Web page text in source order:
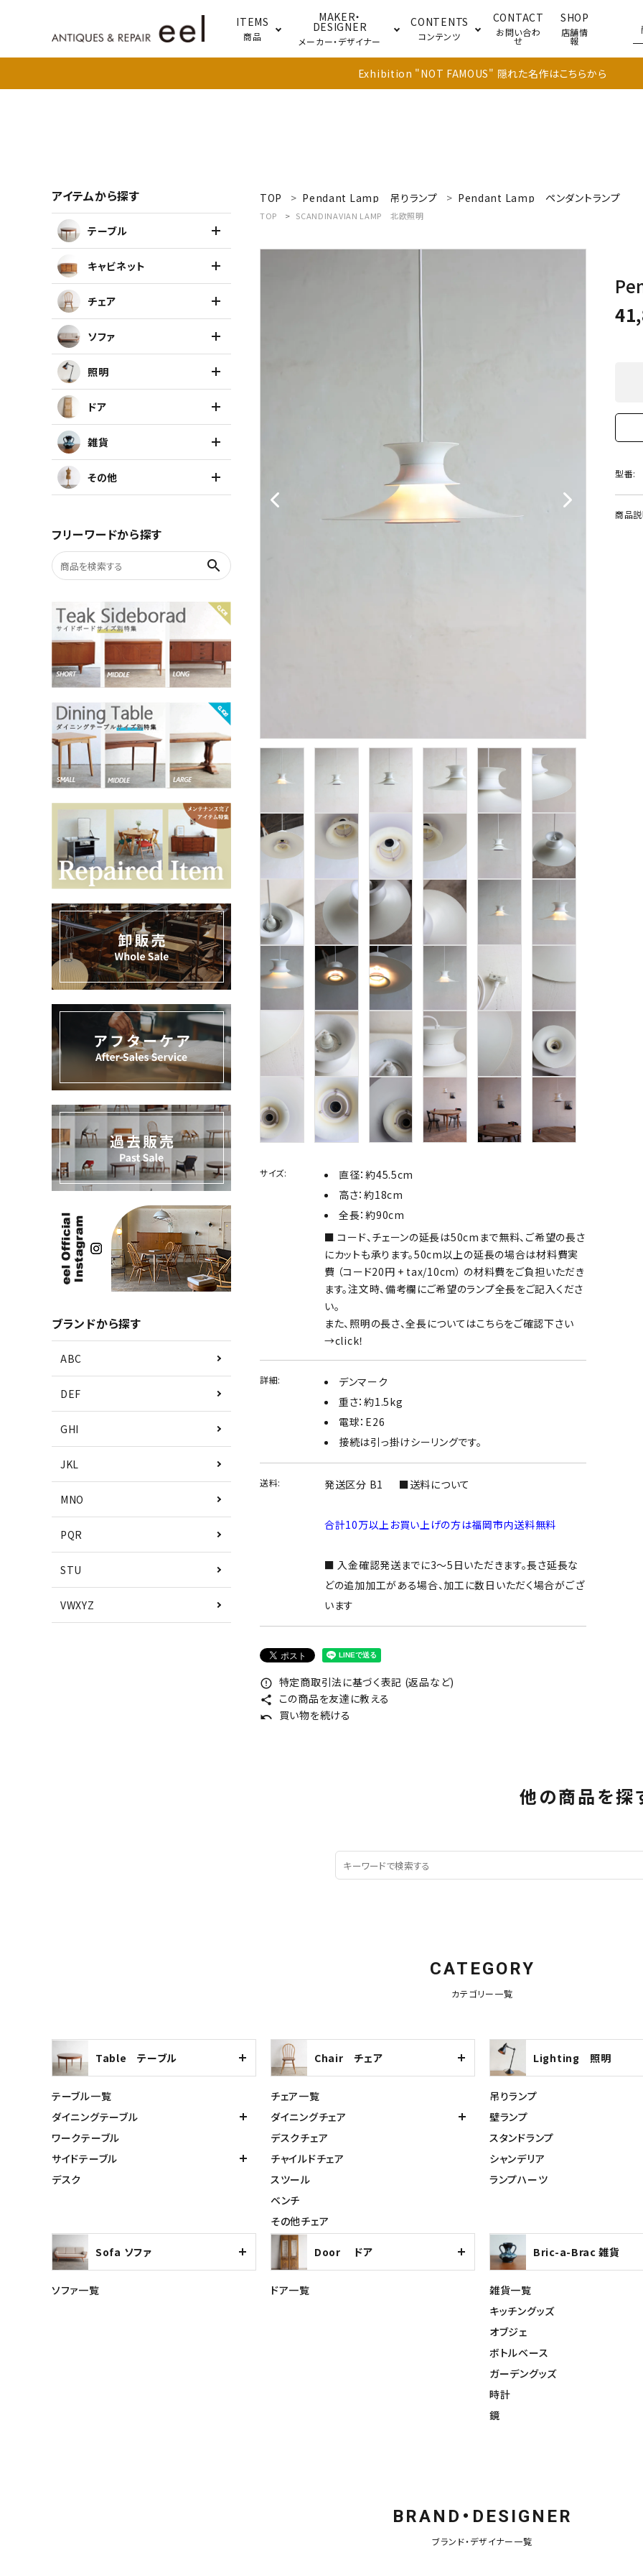
ITEMS
商品
MAKER・
DESIGNER
メーカー・デザイナー
CONTENTS
コンテンツ
CONTACT
お問い合わ
せ
SHOP
店舗情
報
Exhibition "NOT FAMOUS" 隠れた名作はこちらから
アイテムを探す
テーブル
キャビネット
チェア
ソファ
照明
雑貨
お気に入りリスト
デザイナーまとめ
メンテナンスについて
ギャラリー・シーン
納品事例
エキシビジョン・展示会
ACCOUNT MENU
ようこそ ゲスト 様
ログイン person 新規会員登録
TOP Pendant Lamp 吊りランプ Pendant Lamp ペンダントランプ
TOP SCANDINAVIAN LAMP 北欧照明
サイズ:
直径：約45.5cm
高さ：約18cm
全長：約90cm
コード、チェーンの延長は50cmまで無料、ご希望の長さ
にカットも承ります。50cm以上の延長の場合は材料費実
費 （コード20円 + tax/10cm） の材料費をご負担いただき
ます。注文時、備考欄にご希望のランプ全長をご記入くださ
い。
また、照明の長さ、全長についてはこちらをご確認下さい
→click！
詳細:
デンマーク
重さ：約1.5kg
電球：E26
接続は引っ掛けシーリングです。
送料: 発送区分 B1 ■送料について
合計10万以上お買い上げの方は福岡市内送料無料
■ 入金確認発送までに3～5日いただきます。長さ延長な
どの追加加工がある場合、加工に数日いただく場合がござ
います
error_outline 特定商取引法に基づく表記 (返品など)
share この商品を友達に教える
undo 買い物を続ける
型番:
商品
他の商品を探
アイテムから探す
テーブル
キャビネット
チェア
ソファ
照明
ドア
雑貨
その他
フリーワードから探す
search
ブランドから探す
ABC
DEF
GHI
JKL
MNO
PQR
STU
VWXYZ
CATEGORY
カテゴリー一覧
Table テーブル
テーブル一覧
ダイニングテーブル
ワークテーブル
サイドテーブル
デスク
Chair チェア
チェア一覧
ダイニングチェア
デスクチェア
チャイルドチェア
スツール
ベンチ
その他チェア
Lighting 照明
吊りランプ
壁ランプ
スタンドランプ
シャンデリア
ランプハーツ
Sofa ソファ
ソファ一覧
Door ドア
ドア一覧
Bric-a-Brac 雑貨
雑貨一覧
キッチングッズ
オブジェ
ボトルベース
ガーデングッズ
時計
鏡
BRAND・DESIGNER
ブランド・デザイナー一覧